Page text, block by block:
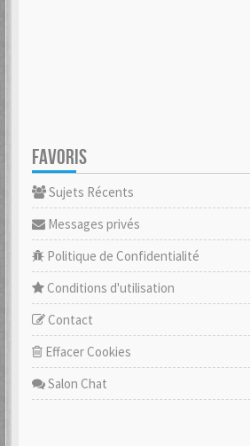
FAVORIS
Sujets Récents
Messages privés
Politique de Confidentialité
Conditions d'utilisation
Contact
Effacer Cookies
Salon Chat